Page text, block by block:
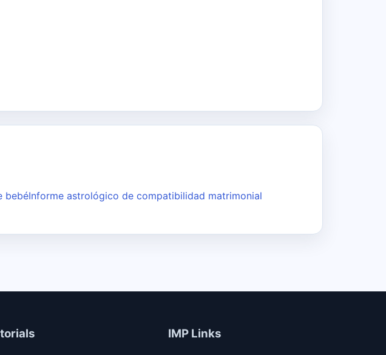
bebéInforme astrológico de compatibilidad matrimonial
IMP Links